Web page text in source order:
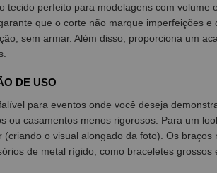
tecido perfeito para modelagens com
que o corte não marque imperfeições
sem armar. Além disso, proporciona um
DE USO
para eventos onde você deseja
ou casamentos menos rigorosos. Para um
(criando o visual alongado da foto). Os
de metal rígido, como braceletes grossos